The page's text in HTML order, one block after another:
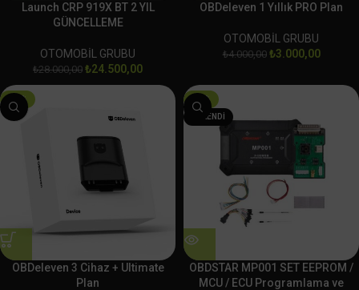
Launch CRP 919X BT 2 YIL
GÜNCELLEME
OTOMOBİL GRUBU
₺28.000,00 ₺24.500,00
OBDeleven 1 Yıllık PRO Plan
OTOMOBİL GRUBU
₺4.000,00 ₺3.000,00
-25%
OBDeleven 3 Cihaz + Ultimate
Plan
-10%
TÜKENDI
OBDSTAR MP001 SET EEPROM /
MCU / ECU Programlama ve